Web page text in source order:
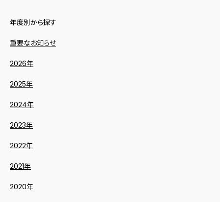
年度別から探す
重要なお知らせ
2026年
2025年
2024年
2023年
2022年
2021年
2020年